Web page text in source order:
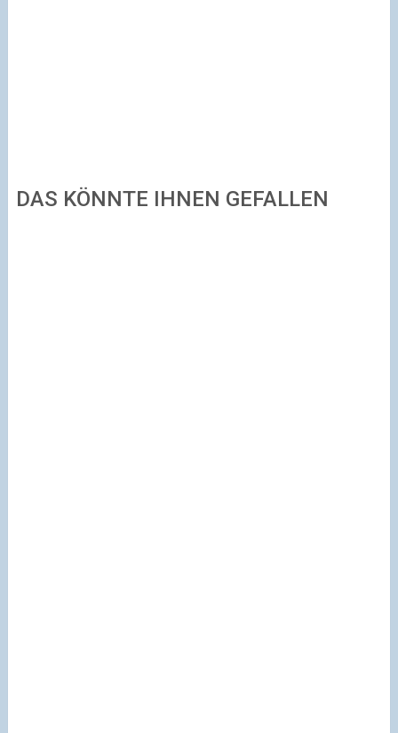
DAS KÖNNTE IHNEN GEFALLEN